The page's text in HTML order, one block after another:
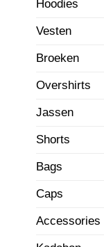
Hoodies
Vesten
Broeken
Overshirts
Jassen
Shorts
Bags
Caps
Accessories